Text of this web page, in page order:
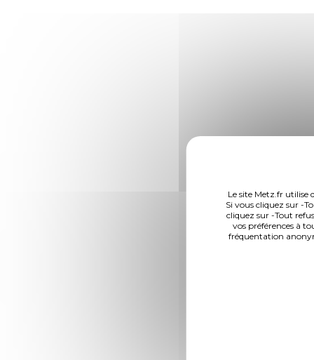
Le site Metz.fr utilise
Si vous cliquez sur -
cliquez sur -Tout
vos préférences à
fréquentation